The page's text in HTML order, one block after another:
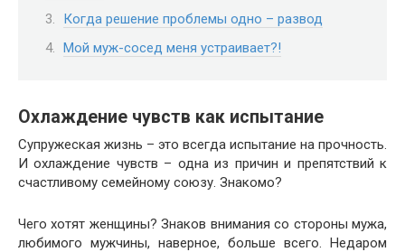
Когда решение проблемы одно – развод
Мой муж-сосед меня устраивает?!
Охлаждение чувств как испытание
Супружеская жизнь – это всегда испытание на прочность.
И охлаждение чувств – одна из причин и препятствий к
счастливому семейному союзу. Знакомо?
Чего хотят женщины? Знаков внимания со стороны мужа,
любимого мужчины, наверное, больше всего. Недаром